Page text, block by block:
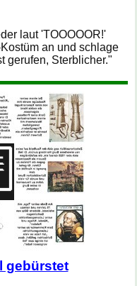
laut 'TOOOOOR!'
an und schlage
gerufen, Sterblicher."
gebürstet